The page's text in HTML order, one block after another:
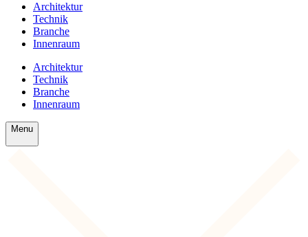
Architektur
Technik
Branche
Innenraum
Architektur
Technik
Branche
Innenraum
Menu